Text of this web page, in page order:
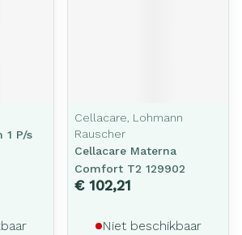
1 P/s
Cellacare, Lohmann
Rauscher
Cellacare Materna
Comfort T2 129902
€ 102,21
Niet beschikbaar